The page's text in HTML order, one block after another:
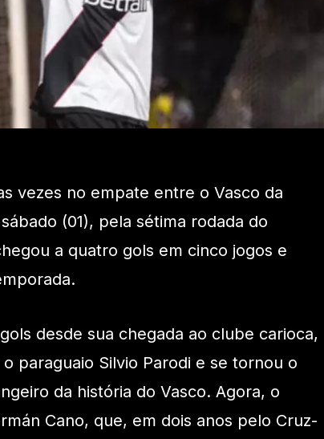
vezes no empate entre o Vasco da
(01), pela sétima rodada do
a quatro gols em cinco jogos e
desde sua chegada ao clube carioca,
paraguaio Silvio Parodi e se tornou o
da história do Vasco. Agora, o
Cano, que, em dois anos pelo Cruz-